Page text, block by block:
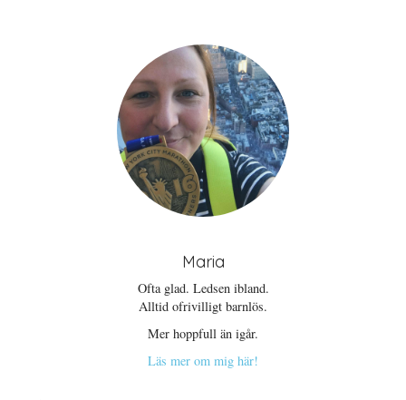
Maria
Ofta glad. Ledsen ibland.
Alltid ofrivilligt barnlös.
Mer hoppfull än igår.
Läs mer om mig här!